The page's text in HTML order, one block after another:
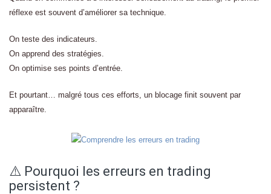
réflexe est souvent d’améliorer sa technique.
On teste des indicateurs.
On apprend des stratégies.
On optimise ses points d’entrée.
Et pourtant… malgré tous ces efforts, un blocage finit souvent par
apparaître.
⚠️ Pourquoi les erreurs en trading
persistent ?